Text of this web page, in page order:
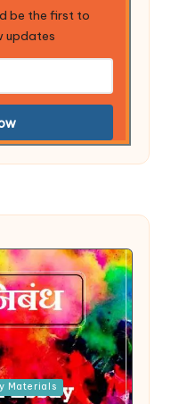
be the first to
updates
Materials